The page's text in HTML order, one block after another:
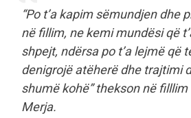
“Po t’a kapim sëmundjen dhe
në fillim, ne kemi mundësi që
shpejt, ndërsa po t’a lejmë që
denigrojë atëherë dhe trajtimi
shumë kohë” thekson në
Merja.